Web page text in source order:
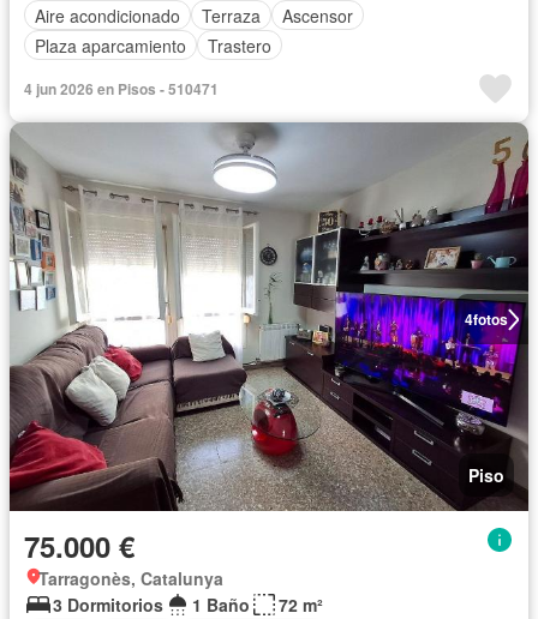
Aire acondicionado
Terraza
Ascensor
Plaza aparcamiento
Trastero
4 jun 2026 en Pisos - 510471
4fotos
Piso
75.000 €
Tarragonès, Catalunya
3 Dormitorios
1 Baño
72 m²